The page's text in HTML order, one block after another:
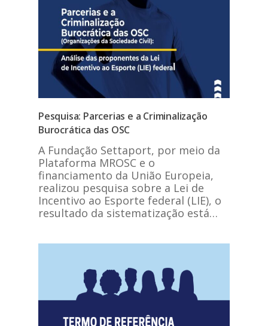
Pesquisa: Parcerias e a Criminalização
Burocrática das OSC
A Fundação Settaport, por meio da
Plataforma MROSC e o
financiamento da União Europeia,
realizou pesquisa sobre a Lei de
Incentivo ao Esporte federal (LIE), o
resultado da sistematização está…